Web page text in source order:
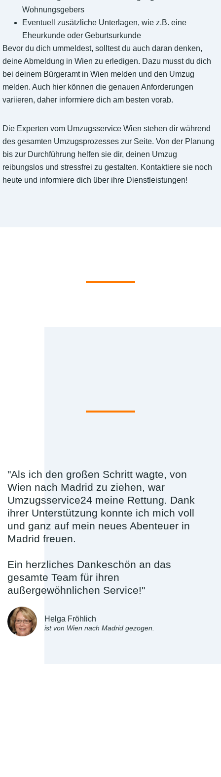
Wohnungsgebers
Eventuell zusätzliche Unterlagen, wie z.B. eine
Eheurkunde oder Geburtsurkunde
Bevor du dich ummeldest, solltest du auch daran denken,
deine Abmeldung in Wien zu erledigen. Dazu musst du dich
bei deinem Bürgeramt in Wien melden und den Umzug
melden. Auch hier können die genauen Anforderungen
variieren, daher informiere dich am besten vorab.
Die Experten vom Umzugsservice Wien stehen dir während
des gesamten Umzugsprozesses zur Seite. Von der Planung
bis zur Durchführung helfen sie dir, deinen Umzug
reibungslos und stressfrei zu gestalten. Kontaktiere sie noch
heute und informiere dich über ihre Dienstleistungen!
"Als ich den großen Schritt wagte, von
Wien nach Madrid zu ziehen, war
Umzugsservice24 meine Rettung. Dank
ihrer Unterstützung konnte ich mich voll
und ganz auf mein neues Abenteuer in
Madrid freuen.
Ein herzliches Dankeschön an das
gesamte Team für ihren
außergewöhnlichen Service!"
Helga Fröhlich
ist von Wien nach Madrid gezogen.